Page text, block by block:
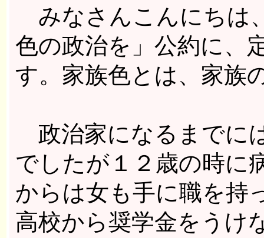
みなさんこんにちは
色の政治を」公約に、
す。家族色とは、家族
政治家になるまでに
でしたが１２歳の時に
からは女も手に職を持
高校から奨学金をうけ